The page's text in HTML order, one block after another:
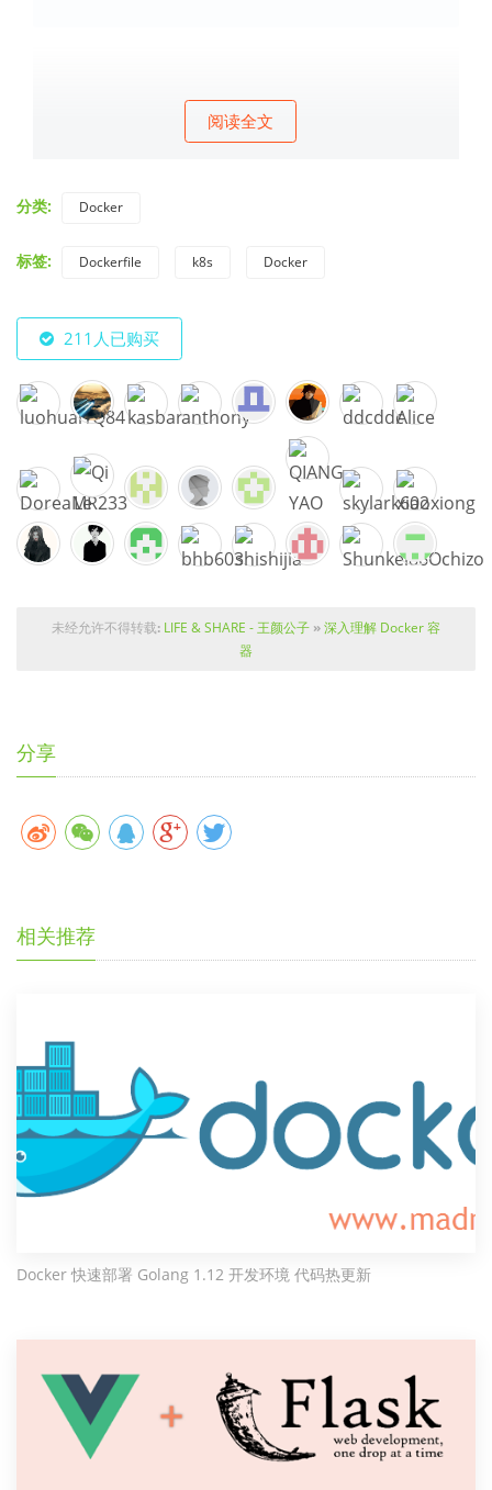
阅读全文
分类: Docker
标签: Dockerfile k8s Docker
211人已购买
未经允许不得转载: LIFE & SHARE - 王颜公子 »深入理解 Docker 容
器
分享
相关推荐
Docker 快速部署 Golang 1.12 开发环境 代码热更新